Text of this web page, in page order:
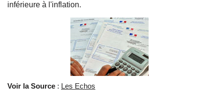
inférieure à l'inflation.
Voir la Source : Les Echos